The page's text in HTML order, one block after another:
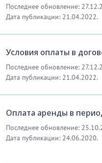
Последнее обновление:
Дата публикации: 21.04.2022.
Условия оплаты в
Последнее обновление:
Дата публикации: 21.04.2022.
Оплата аренды в
Последнее обновление:
Дата публикации: 24.06.2020.